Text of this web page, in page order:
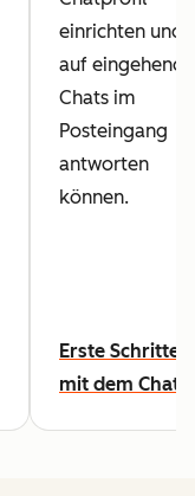
einrichten und
auf eingehende
Chats im
Posteingang
antworten
können.
Erste Schritte
mit dem Chat